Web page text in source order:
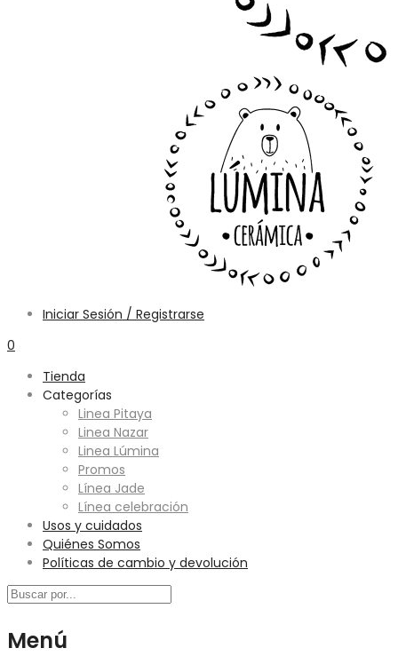
Iniciar Sesión / Registrarse
0
Tienda
Categorías
Linea Pitaya
Linea Nazar
Linea Lúmina
Promos
Línea Jade
Línea celebración
Usos y cuidados
Quiénes Somos
Políticas de cambio y devolución
Menú